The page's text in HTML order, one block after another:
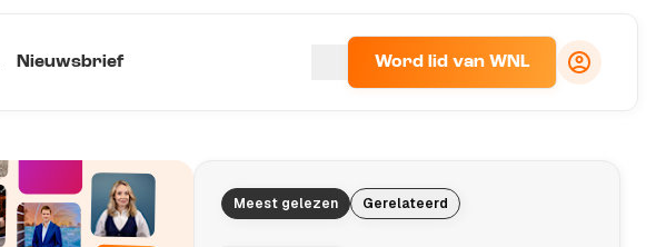
Nieuwsbrief Word lid van WNL
Meest gelezen Gerelateerd